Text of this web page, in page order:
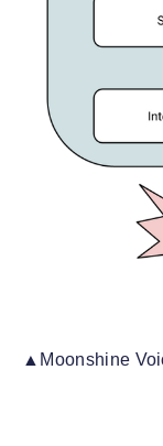
▲Moonshine